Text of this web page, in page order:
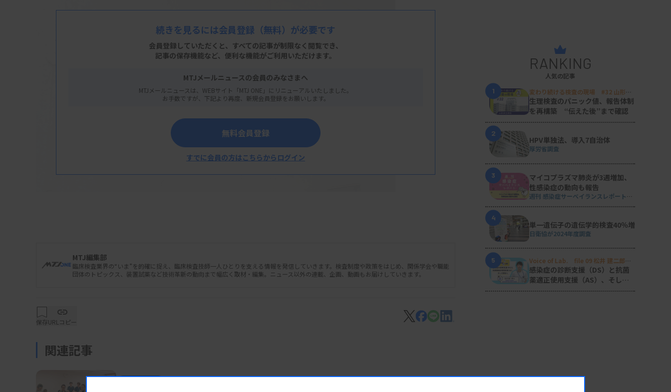
外部精度管理の受検状況なども調べている。求人募集しても求人枠に満たない、希望者が
いないなど、人材確保に苦慮する施設が回答施設の7割を超えた。
る」19.9％、「求職希望者がいない場合がある」33.6％、「（ここ数年にわたり）求職希
続きを見るには会員登録 （無料）が必要です
会員登録していただくと、すべての記事が制限なく閲覧でき、
記事の保存機能など、便利な機能がご利用いただけます。
MTJメールニュースの会員のみなさまへ
MTJメールニュースは、WEBサイト「MTJ ONE」にリニューアルいたしました。
お手数ですが、下記より再度、新規会員登録をお願いします。
無料会員登録
すでに会員の方はこちらからログイン
MTJ編集部
臨床検査業界の“いま”を的確に捉え、臨床検査技師一人ひとりを支える情報を発信していきます。検査制度や政策をはじめ、関係学会や職能
団体のトピックス、装置試薬など技術革新の動向まで幅広く取材・編集。ニュース以外の連載、企画、動画もお届けしていきます。
保存URLコピー
関連記事
RANKING
人気の記事
1
変わり続ける検査の現場 #32 山形済
生病院
生理検査のパニック値、報告体制
を再構築 “伝えた後”まで確認
2
HPV単独法、導入7自治体
厚労省調査
3
マイコプラズマ肺炎が3週増加、
性感染症の動向も報告
週刊 感染症サーベイランスレポート
4
単一遺伝子の遺伝学的検査40％増
日衛協が2024年度調査
5
Voice of Lab. file 09 松井 建二郎
（藤田医科大学病院臨床検査部微生物
遺伝子検査室）
感染症の診断支援（DS）と抗菌
薬適正使用支援（AS）、そして
研究へ